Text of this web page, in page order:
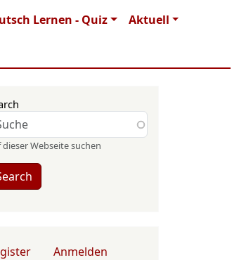
Lernen - Quiz
Aktuell
dieser Webseite suchen
account menu
Anmelden